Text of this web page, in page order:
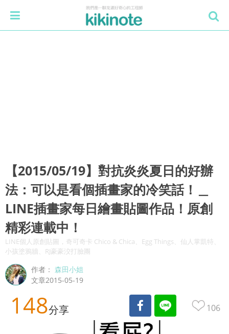
【2015/05/19】對抗炎炎夏日的好辦
法：可以是看個插畫家的冷笑話！＿
LINE插畫家每日繪畫貼圖作品！原創
精彩連載中！
LINE個人原創貼圖，奇可奇卡 Chico & Chica、Egg Things、仙人掌凱特、
小孩塗鴉牆、RJ豪豪洨打臉團
作者：森田小姐
文章2015-05-19
148分享 106